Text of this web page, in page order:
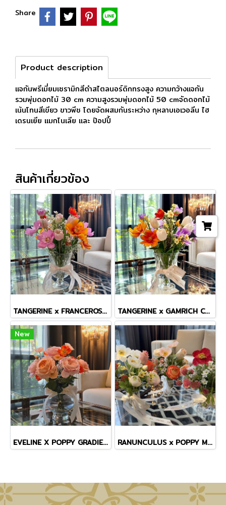
Share
Product description
แจกันพรีเมี่ยมเซรามิกสีดำสไตลนอร์ดิกทรงสูง ความกว้างแจกัน
รวมพุ่มดอกไม้ 30 cm ความสูงรวมพุ่มดอกไม้ 50 cmจัดดอกไม้
เน้นโทนสีเขียว ขาวพีช โดยจัดผสมกันระหว่าง กุหลาบเอเวอลีน ไฮ
เดรนเยีย แมกโนเลีย และ ป๊อปปี้
สินค้าเกี่ยวข้อง
TANGERINE x FRANCEROSE COSMOS TINY MASTERPIECE VASE TANGERINE x GAMRICH COSMOS TINY MASTERPIECE VASE
New
EVELINE X POPPY GRADIENT VASE RANUNCULUS x POPPY MINI VASE